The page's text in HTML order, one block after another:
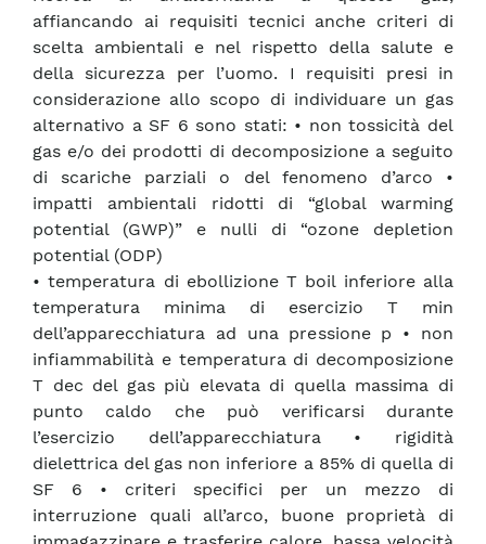
affiancando ai requisiti tecnici anche criteri di
scelta ambientali e nel rispetto della salute e
della sicurezza per l’uomo. I requisiti presi in
considerazione allo scopo di individuare un gas
alternativo a SF 6 sono stati: • non tossicità del
gas e/o dei prodotti di decomposizione a seguito
di scariche parziali o del fenomeno d’arco •
impatti ambientali ridotti di “global warming
potential (GWP)” e nulli di “ozone depletion
potential (ODP)
• temperatura di ebollizione T boil inferiore alla
temperatura minima di esercizio T min
dell’apparecchiatura ad una pressione p • non
infiammabilità e temperatura di decomposizione
T dec del gas più elevata di quella massima di
punto caldo che può verificarsi durante
l’esercizio dell’apparecchiatura • rigidità
dielettrica del gas non inferiore a 85% di quella di
SF 6 • criteri specifici per un mezzo di
interruzione quali all’arco, buone proprietà di